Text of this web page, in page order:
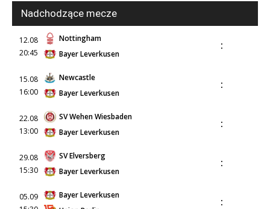
Nadchodzące mecze
12.08
20:45
Nottingham
Bayer Leverkusen
:
15.08
16:00
Newcastle
Bayer Leverkusen
:
22.08
13:00
SV Wehen Wiesbaden
Bayer Leverkusen
:
29.08
15:30
SV Elversberg
Bayer Leverkusen
:
05.09
Bayer Leverkusen
: